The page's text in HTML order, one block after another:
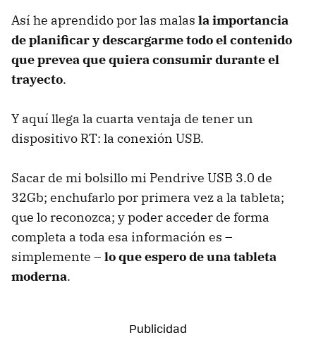
Así he aprendido por las malas la importancia
de planificar y descargarme todo el contenido
que prevea que quiera consumir durante el
trayecto.
Y aquí llega la cuarta ventaja de tener un
dispositivo RT: la conexión USB.
Sacar de mi bolsillo mi Pendrive USB 3.0 de
32Gb; enchufarlo por primera vez a la tableta;
que lo reconozca; y poder acceder de forma
completa a toda esa información es –
simplemente – lo que espero de una tableta
moderna.